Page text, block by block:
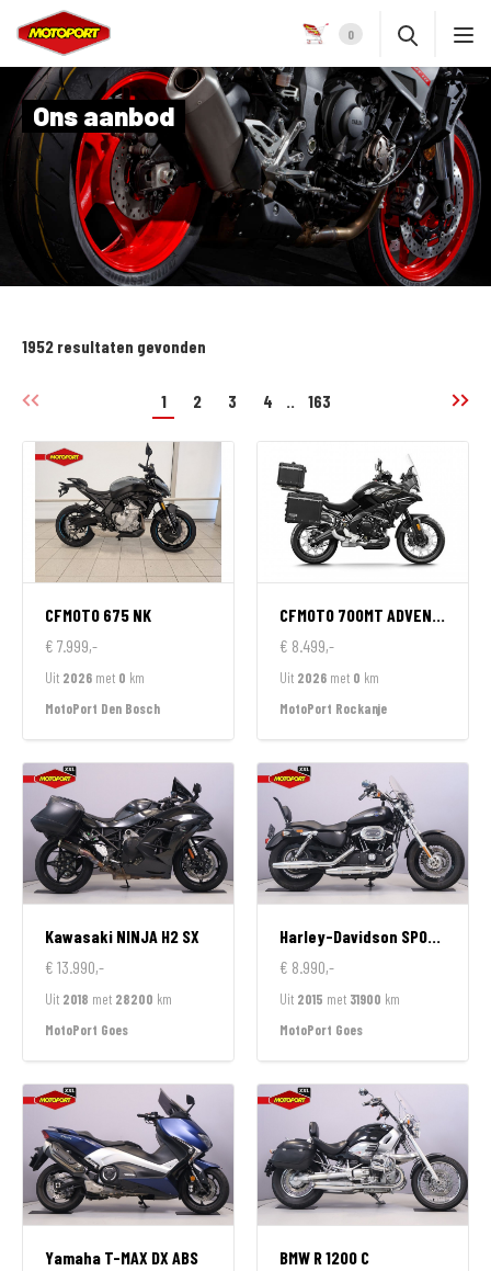
0
Ons aanbod
1952 resultaten gevonden
1 2 3 4 .. 163
CFMOTO 675 NK
€ 7.999,-
Uit 2026 met 0 km
MotoPort Den Bosch
CFMOTO 700MT ADVENTURE GT EDITION
€ 8.499,-
Uit 2026 met 0 km
MotoPort Rockanje
Kawasaki NINJA H2 SX
€ 13.990,-
Uit 2018 met 28200 km
MotoPort Goes
Harley-Davidson SPORTSTER 1200 CUSTOM LIMITED
€ 8.990,-
Uit 2015 met 31900 km
MotoPort Goes
Yamaha T-MAX DX ABS
BMW R 1200 C